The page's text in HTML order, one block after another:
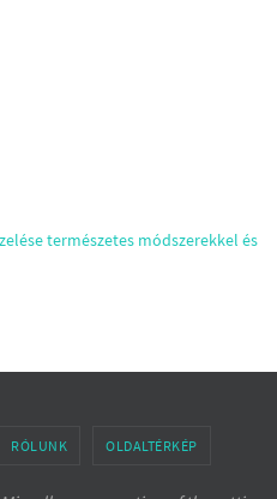
természetes módszerekkel és
RÓLUNK OLDALTÉRKÉP